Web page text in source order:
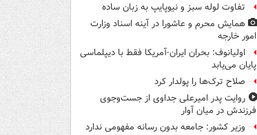
تفاوت لوله سبز و نیوپایپ به زبان ساده
همایش محرم و عاشورا در آینه اسناد وزارت
امور خارجه
اولیانوف: بحران ایران-آمریکا فقط با دیپلماسی
پایان می‌یابد
صلاح ترک‌ها را پولدار کرد
روایت پدر امیرعلی جداوی از جست‌وجوی
فرزندش در میان آوار
وزیر کشور: جامعه بدون رسانه مفهومی ندارد